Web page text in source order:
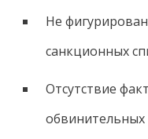
Не
санкционных
Отсутствие
обвинительных